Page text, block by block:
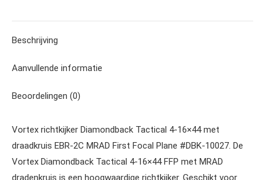
Beschrijving
Aanvullende informatie
Beoordelingen (0)
Vortex richtkijker Diamondback Tactical 4-16×44 met
draadkruis EBR-2C MRAD First Focal Plane #DBK-10027. De
Vortex Diamondback Tactical 4-16×44 FFP met MRAD
dradenkruis is een hoogwaardige richtkijker. Geschikt voor